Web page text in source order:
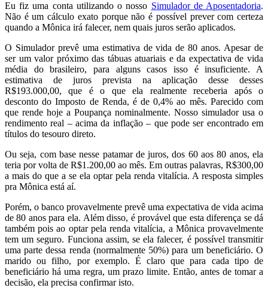
Eu fiz uma conta utilizando o nosso Simulador de Aposentadoria.
Não é um cálculo exato porque não é possível prever com certeza
quando a Mônica irá falecer, nem quais juros serão aplicados.
O Simulador prevê uma estimativa de vida de 80 anos. Apesar de
ser um valor próximo das tábuas atuariais e da expectativa de vida
média do brasileiro, para alguns casos isso é insuficiente. A
estimativa de juros prevista na aplicação desse desses
R$193.000,00, que é o que ela realmente receberia após o
desconto do Imposto de Renda, é de 0,4% ao mês. Parecido com
que rende hoje a Poupança nominalmente. Nosso simulador usa o
rendimento real – acima da inflação – que pode ser encontrado em
títulos do tesouro direto.
Ou seja, com base nesse patamar de juros, dos 60 aos 80 anos, ela
teria por volta de R$1.200,00 ao mês. Em outras palavras, R$300,00
a mais do que a se ela optar pela renda vitalícia. A resposta simples
pra Mônica está aí.
Porém, o banco provavelmente prevê uma expectativa de vida acima
de 80 anos para ela. Além disso, é provável que esta diferença se dá
também pois ao optar pela renda vitalícia, a Mônica provavelmente
tem um seguro. Funciona assim, se ela falecer, é possível transmitir
uma parte dessa renda (normalmente 50%) para um beneficiário. O
marido ou filho, por exemplo. É claro que para cada tipo de
beneficiário há uma regra, um prazo limite. Então, antes de tomar a
decisão, ela precisa confirmar isto.